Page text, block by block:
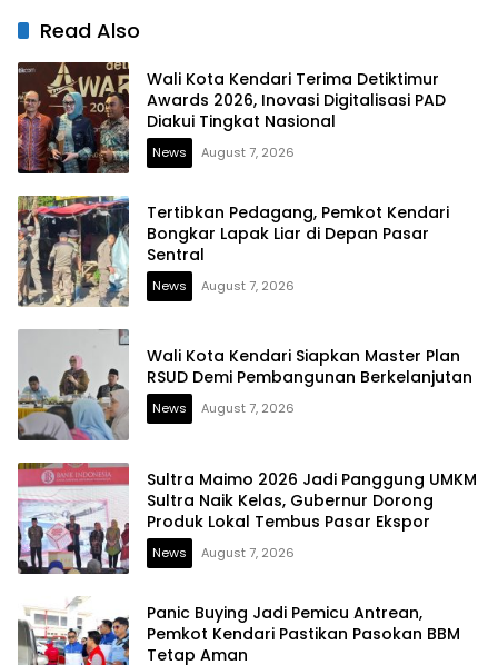
Read Also
Wali Kota Kendari Terima Detiktimur
Awards 2026, Inovasi Digitalisasi PAD
Diakui Tingkat Nasional
News August 7, 2026
Tertibkan Pedagang, Pemkot Kendari
Bongkar Lapak Liar di Depan Pasar
Sentral
News August 7, 2026
Wali Kota Kendari Siapkan Master Plan
RSUD Demi Pembangunan Berkelanjutan
News August 7, 2026
Sultra Maimo 2026 Jadi Panggung UMKM
Sultra Naik Kelas, Gubernur Dorong
Produk Lokal Tembus Pasar Ekspor
News August 7, 2026
Panic Buying Jadi Pemicu Antrean,
Pemkot Kendari Pastikan Pasokan BBM
Tetap Aman